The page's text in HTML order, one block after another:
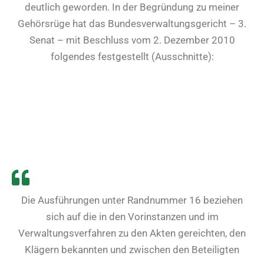
deutlich geworden. In der Begründung zu meiner
Gehörsrüge hat das Bundesverwaltungsgericht – 3.
Senat – mit Beschluss vom 2. Dezember 2010
folgendes festgestellt (Ausschnitte):
Die Ausführungen unter Randnummer 16 beziehen
sich auf die in den Vorinstanzen und im
Verwaltungsverfahren zu den Akten gereichten, den
Klägern bekannten und zwischen den Beteiligten